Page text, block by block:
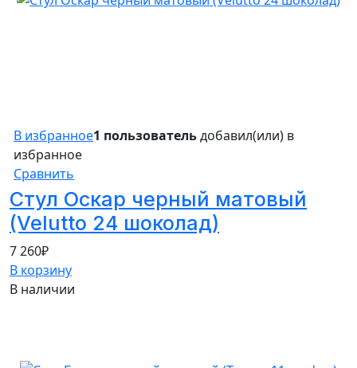
В избранное1 пользовательдобавил(или) в
избранное
Сравнить
Стул Оскар черный матовый
(Velutto 24 шоколад)
7 260₽
В корзину
В наличии